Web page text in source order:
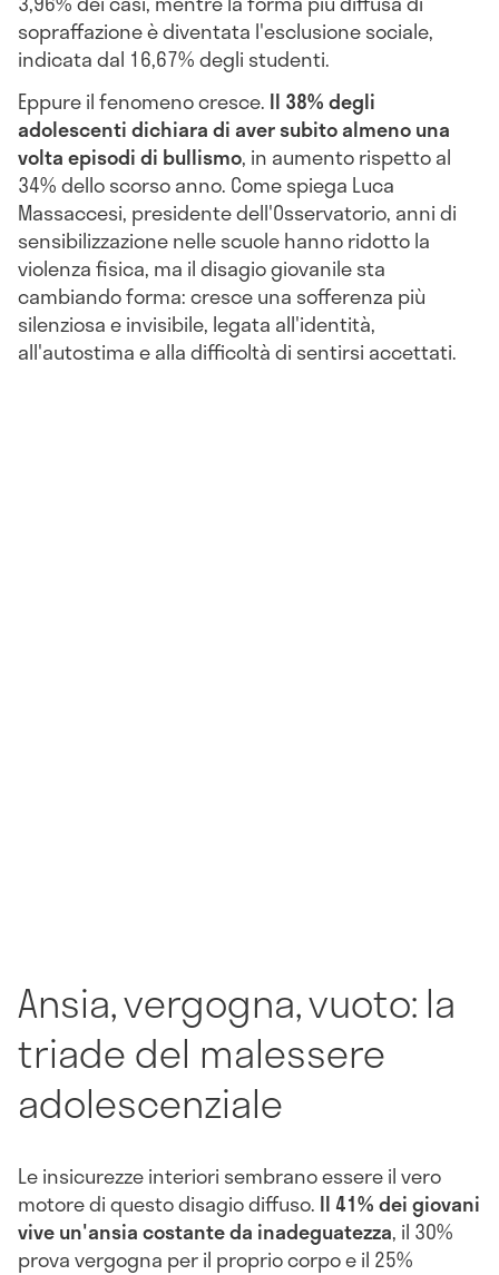
sopraffazione è diventata l'esclusione sociale,
indicata dal 16,67% degli studenti.
Eppure il fenomeno cresce. Il 38% degli
adolescenti dichiara di aver subito almeno una
volta episodi di bullismo, in aumento rispetto al
34% dello scorso anno. Come spiega Luca
Massaccesi, presidente dell'Osservatorio, anni di
sensibilizzazione nelle scuole hanno ridotto la
violenza fisica, ma il disagio giovanile sta
cambiando forma: cresce una sofferenza più
silenziosa e invisibile, legata all'identità,
all'autostima e alla difficoltà di sentirsi accettati.
Ansia, vergogna, vuoto: la
triade del malessere
adolescenziale
Le insicurezze interiori sembrano essere il vero
motore di questo disagio diffuso. Il 41% dei giovani
vive un'ansia costante da inadeguatezza, il 30%
prova vergogna per il proprio corpo e il 25%